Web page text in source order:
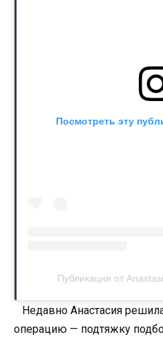
Посмотреть эту
Публикация от
Недавно Анастасия
операцию — подтяжку